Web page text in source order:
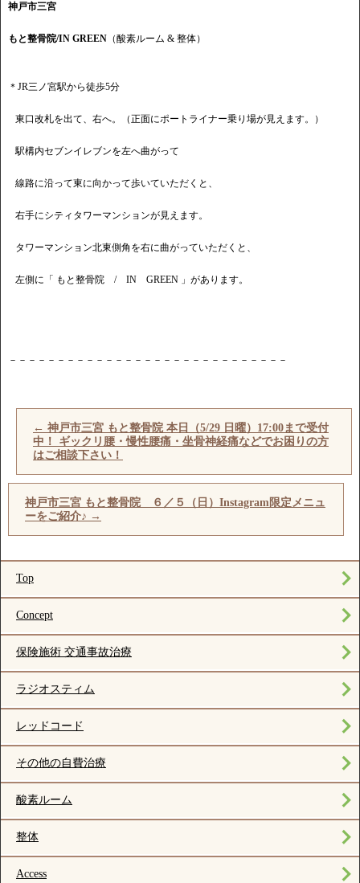
神戸市三宮
もと整骨院/IN GREEN （酸素ルーム & 整体）
＊JR三ノ宮駅から徒歩5分
東口改札を出て、右へ。（正面にポートライナー乗り場が見えます。）
駅構内セブンイレブンを左へ曲がって
線路に沿って東に向かって歩いていただくと、
右手にシティタワーマンションが見えます。
タワーマンション北東側角を右に曲がっていただくと、
左側に「 もと整骨院 / IN GREEN 」があります。
－－－－－－－－－－－－－－－－－－－－－－－－－－－－－
← 神戸市三宮 もと整骨院 本日（5/29 日曜）17:00まで受付
中！ ギックリ腰・慢性腰痛・坐骨神経痛などでお困りの方
はご相談下さい！
神戸市三宮 もと整骨院 ６／５（日）Instagram限定メニュ
ーをご紹介♪ →
Top
Concept
保険施術 交通事故治療
ラジオスティム
レッドコード
その他の自費治療
酸素ルーム
整体
Access